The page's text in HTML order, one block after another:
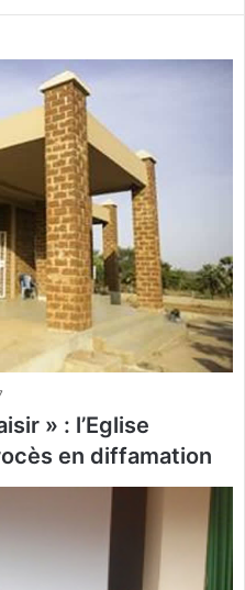
» : l’Eglise
en diffamation